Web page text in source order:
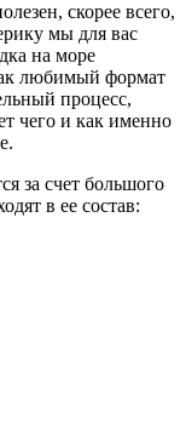
скорее всего,
мы для вас
на море
любимый формат
процесс,
чего и как именно
за счет большого
в ее состав: